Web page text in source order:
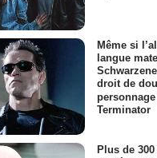
Même si
langue
droit de
Terminator
Plus de